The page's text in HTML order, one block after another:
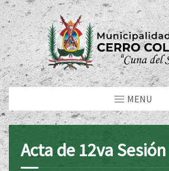
MENU
Acta de 12va Sesión